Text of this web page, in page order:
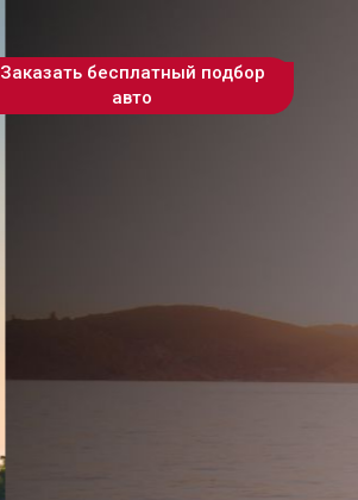
Заказать бесплатный подбор
авто